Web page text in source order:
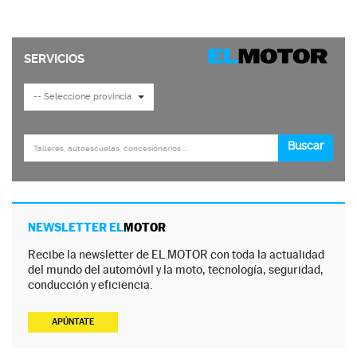
NEWSLETTER ELMOTOR
Recibe la newsletter de EL MOTOR con toda la actualidad
del mundo del automóvil y la moto, tecnología, seguridad,
conducción y eficiencia.
APÚNTATE